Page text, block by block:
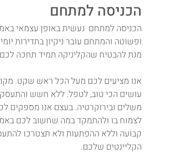
הכניסה
הכניסה למתחם נעשית באופן עצמאי
ופשוטה והמתחם עובר ניקיון בתדירות
מנת להבטיח שהקליניקה תמיד תחכה לכם
אנו מציעים לכם מעל הכל ראש שקט.
עושים הכי טוב, לטפל. ללא חשש
משלים ובירוקרטיה. בעצם אנו מספקים
לצמוח בו ולהתמקד במה שחשוב לכם
קבועה וללא ההפתעות ולא תצטרכו
הקליינטים שלכם.